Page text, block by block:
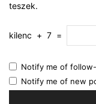
teszek.
kilenc + 7 =
Notify me of
Notify me of new